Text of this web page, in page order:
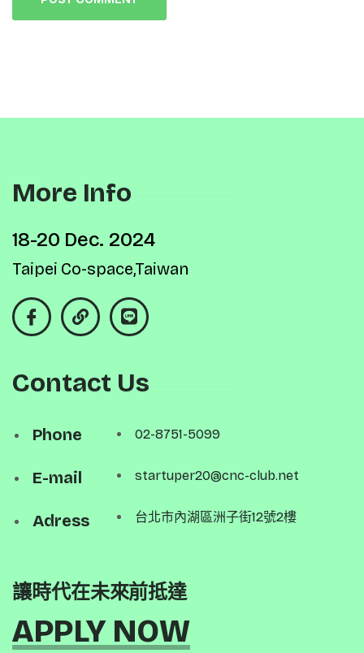
More Info
18-20 Dec. 2024
Taipei Co-space,Taiwan
Contact Us
Phone
E-mail
Adress
02-8751-5099
startuper20@cnc-club.net
台北市內湖區洲子街12號2樓
讓時代在未來前抵達
APPLY NOW